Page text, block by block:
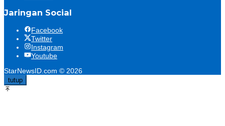
Jaringan Social
Facebook
Twitter
Instagram
Youtube
StarNewsID.com © 2026
tutup